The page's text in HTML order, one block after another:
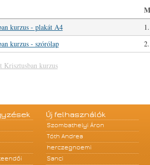
kurzus - plakát A4
kurzus - szórólap
Krisztusban kurzus
Új felhasználók
Szombathelyi Áron
Tóth Andrea
herczegnoemi
Sanci